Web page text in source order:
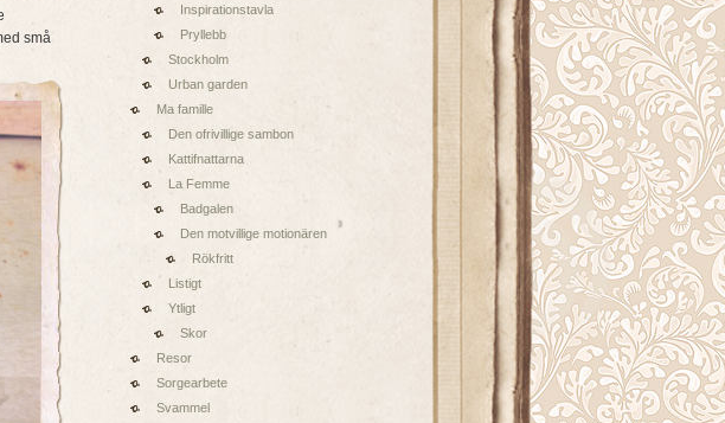
små
Inspirationstavla
Pryllebb
Stockholm
Urban garden
Ma famille
Den ofrivillige sambon
Kattifnattarna
La Femme
Badgalen
Den motvillige motionären
Rökfritt
Listigt
Ytligt
Skor
Resor
Sorgearbete
Svammel